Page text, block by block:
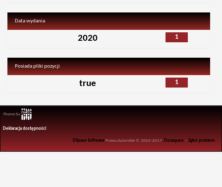
Data wydania
1
2020
Posiada pliki pozycji
1
true
Theme by
Deklaracja dostępności
DSpace Software Prawa Autorskie © 2002-2017 Duraspace -Zgłoś problem